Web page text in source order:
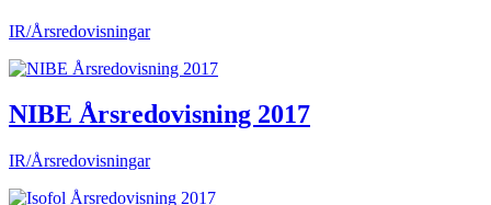
IR/Årsredovisningar
NIBE Årsredovisning 2017
IR/Årsredovisningar